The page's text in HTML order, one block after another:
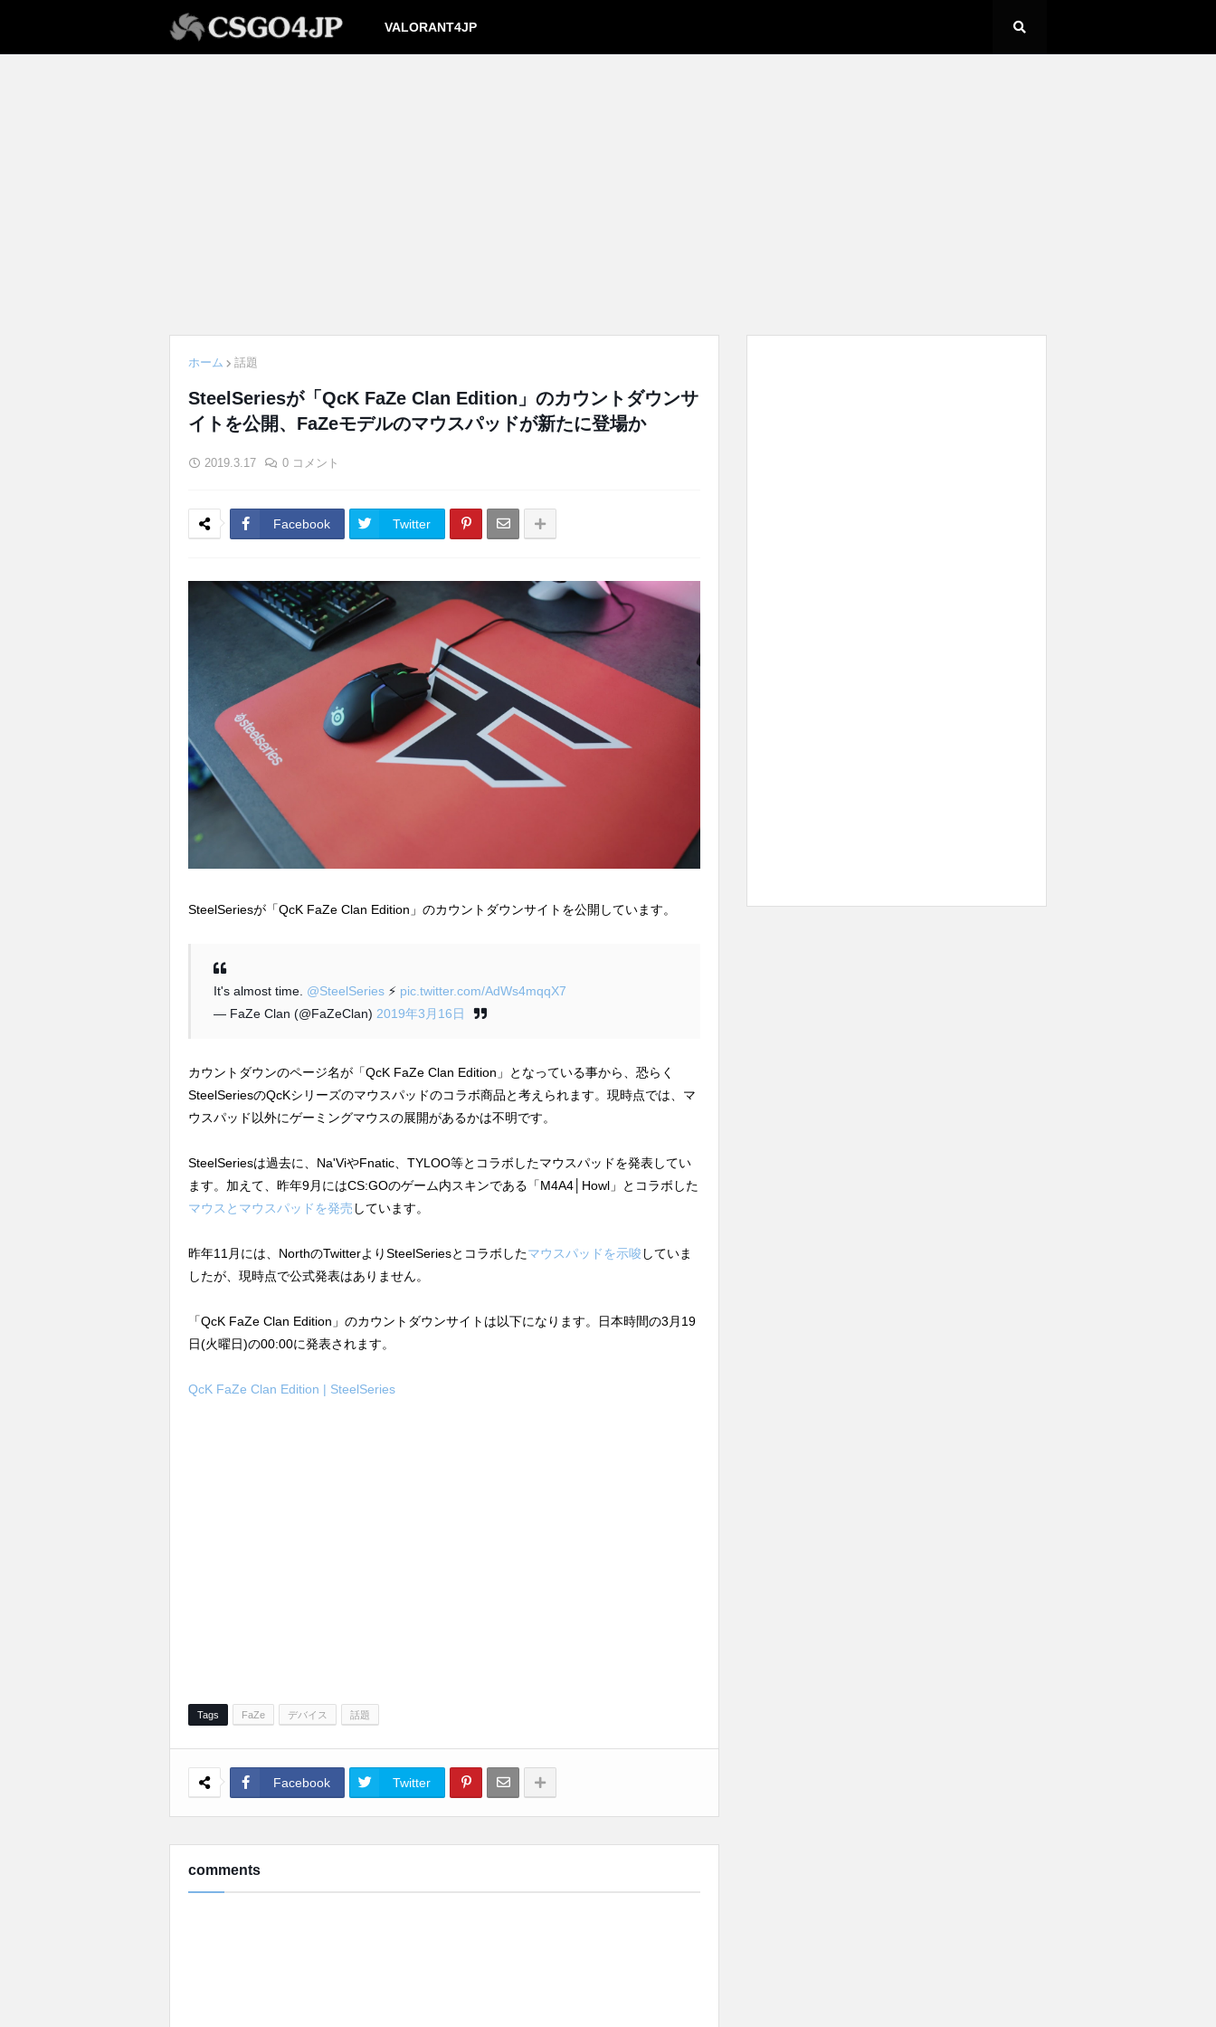
VALORANT4JP
ホーム 話題
SteelSeriesが「QcK FaZe Clan Edition」のカウントダウンサ
イトを公開、FaZeモデルのマウスパッドが新たに登場か
2019.3.17 0 コメント
Facebook Twitter
SteelSeriesが「QcK FaZe Clan Edition」のカウントダウンサイトを公開しています。
It's almost time. @SteelSeries ⚡️ pic.twitter.com/AdWs4mqqX7
— FaZe Clan (@FaZeClan) 2019年3月16日
カウントダウンのページ名が「QcK FaZe Clan Edition」となっている事から、恐らく
SteelSeriesのQcKシリーズのマウスパッドのコラボ商品と考えられます。現時点では、マ
ウスパッド以外にゲーミングマウスの展開があるかは不明です。
SteelSeriesは過去に、Na'ViやFnatic、TYLOO等とコラボしたマウスパッドを発表してい
ます。加えて、昨年9月にはCS:GOのゲーム内スキンである「M4A4│Howl」とコラボした
マウスとマウスパッドを発売 しています。
昨年11月には、NorthのTwitterよりSteelSeriesとコラボしたマウスパッドを示唆 していま
したが、現時点で公式発表はありません。
「QcK FaZe Clan Edition」のカウントダウンサイトは以下になります。日本時間の3月19
日(火曜日)の00:00に発表されます。
QcK FaZe Clan Edition | SteelSeries
Tags FaZe デバイス 話題
Facebook Twitter
comments